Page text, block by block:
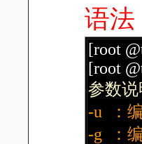
语法
[root
[root
参数说
-u ：
-g ：